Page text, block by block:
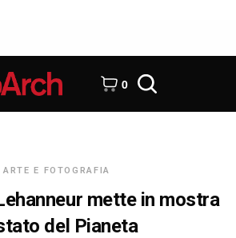
0
ARTE E FOTOGRAFIA
mette in mostra
del Pianeta